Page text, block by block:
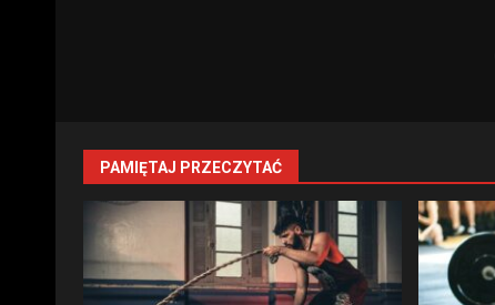
PAMIĘTAJ PRZECZYTAĆ